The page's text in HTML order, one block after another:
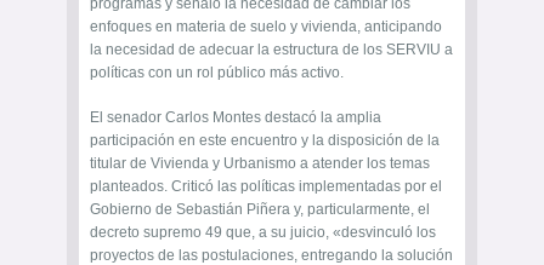
enfoques en materia de suelo y vivienda, anticipando
la necesidad de adecuar la estructura de los SERVIU a
políticas con un rol público más activo.
El senador Carlos Montes destacó la amplia
participación en este encuentro y la disposición de la
titular de Vivienda y Urbanismo a atender los temas
planteados. Criticó las políticas implementadas por el
Gobierno de Sebastián Piñera y, particularmente, el
decreto supremo 49 que, a su juicio, «desvinculó los
proyectos de las postulaciones, entregando la solución